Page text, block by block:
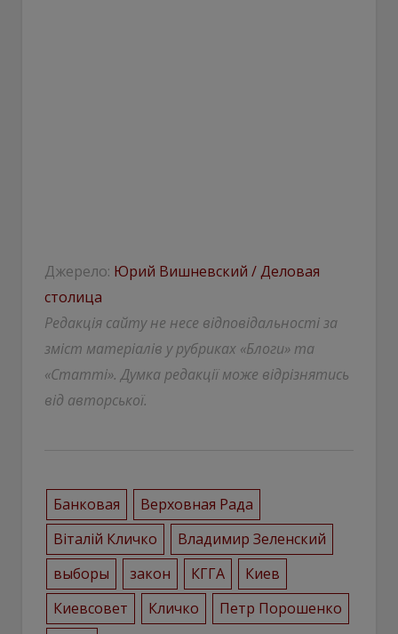
Джерело: Юрий Вишневский / Деловая
столица
Редакція сайту не несе відповідальності за
зміст матеріалів у рубриках «Блоги» та
«Статті». Думка редакції може відрізнятись
від авторської.
Банковая
Верховная Рада
Віталій Кличко
Владимир Зеленский
выборы
закон КГГА
Киев
Киевсовет
Кличко
Петр Порошенко